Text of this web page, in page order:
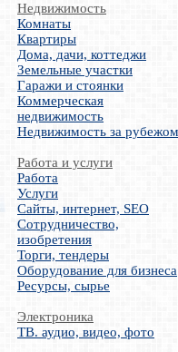
Недвижимость
Комнаты
Квартиры
Дома, дачи, коттеджи
Земельные участки
Гаражи и стоянки
Коммерческая
недвижимость
Недвижимость за рубежом
Работа и услуги
Работа
Услуги
Сайты, интернет, SEO
Сотрудничество,
изобретения
Торги, тендеры
Оборудование для бизнеса
Ресурсы, сырье
Электроника
ТВ. аудио, видео, фото